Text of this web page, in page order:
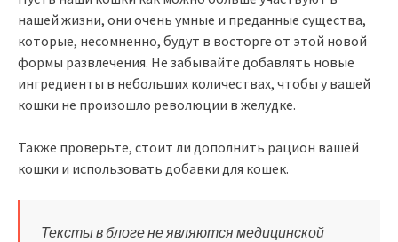
нашей жизни, они очень умные и преданные существа,
которые, несомненно, будут в восторге от этой новой
формы развлечения. Не забывайте добавлять новые
ингредиенты в небольших количествах, чтобы у вашей
кошки не произошло революции в желудке.
Также проверьте, стоит ли дополнить рацион вашей
кошки и использовать добавки для кошек.
Тексты в блоге не являются медицинской